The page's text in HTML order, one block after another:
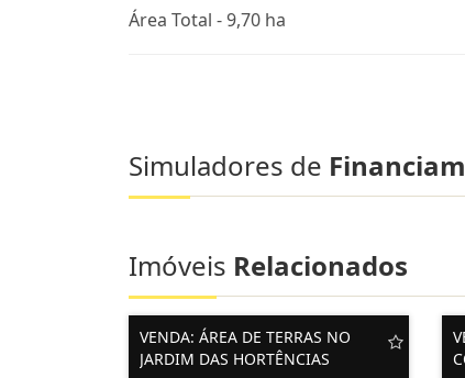
Área Total - 9,70 ha
Simuladores de
Imóveis Relacionados
VENDA: ÁREA DE TERRAS NO
JARDIM DAS HORTÊNCIAS